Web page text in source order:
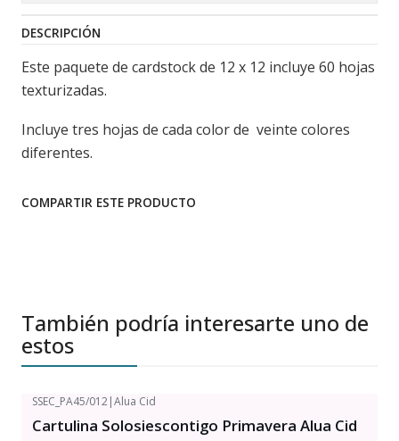
DESCRIPCIÓN
Este paquete de cardstock de 12 x 12 incluye 60 hojas
texturizadas.
Incluye tres hojas de cada color de veinte colores
diferentes.
COMPARTIR ESTE PRODUCTO
También podría interesarte uno de
estos
SSEC_PA45/012|Alua Cid
Cartulina Solosiescontigo Primavera Alua Cid